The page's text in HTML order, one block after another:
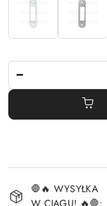
i
🛑🔥 WYSYŁKA